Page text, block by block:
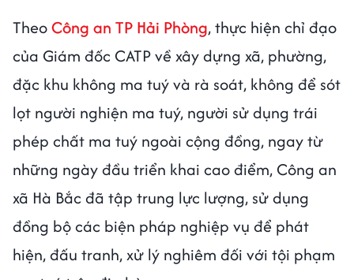
TheoCông an TP Hải Phòng, thực hiện chỉ đạo
của Giám đốc CATP về xây dựng xã, phường,
đặc khu không ma tuý và rà soát, không để sót
lọt người nghiện ma tuý, người sử dụng trái
phép chất ma tuý ngoài cộng đồng, ngay từ
những ngày đầu triển khai cao điểm, Công an
xã Hà Bắc đã tập trung lực lượng, sử dụng
đồng bộ các biện pháp nghiệp vụ để phát
hiện, đấu tranh, xử lý nghiêm đối với tội phạm